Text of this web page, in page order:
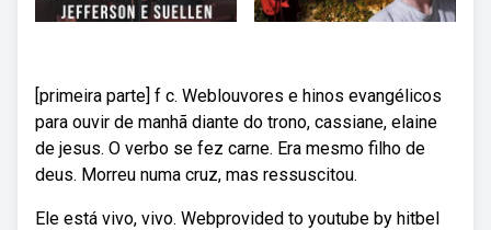
[primeira parte] f c. Weblouvores e hinos evangélicos
para ouvir de manhã diante do trono, cassiane, elaine
de jesus. O verbo se fez carne. Era mesmo filho de
deus. Morreu numa cruz, mas ressuscitou.
Ele está vivo, vivo. Webprovided to youtube by hitbel